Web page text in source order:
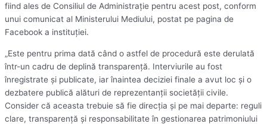
fiind ales de Consiliul de Administraţie pentru acest post, conform
unui comunicat al Ministerului Mediului, postat pe pagina de
Facebook a instituţiei.
„Este pentru prima dată când o astfel de procedură este derulată
într-un cadru de deplină transparenţă. Interviurile au fost
înregistrate şi publicate, iar înaintea deciziei finale a avut loc şi o
dezbatere publică alături de reprezentanţii societăţii civile.
Consider că aceasta trebuie să fie direcţia şi pe mai departe: reguli
clare, transparenţă şi responsabilitate în gestionarea patrimoniului